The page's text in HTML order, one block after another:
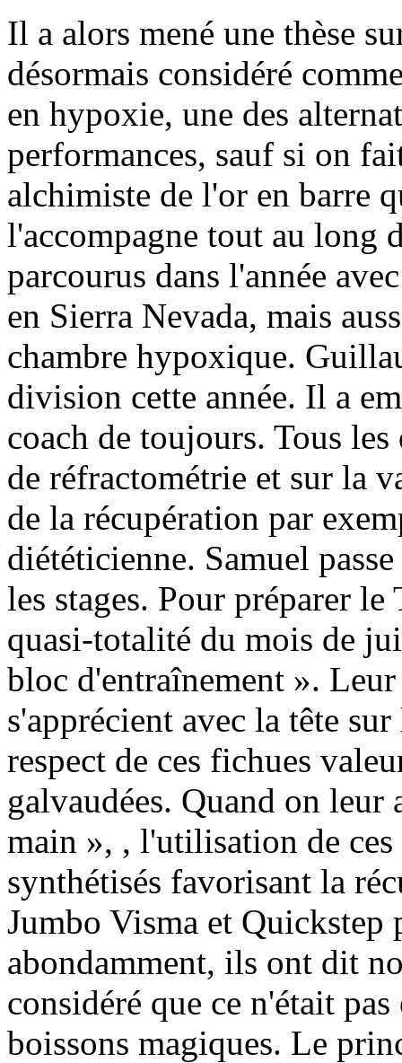
Il a alors mené une thèse
désormais considéré
en hypoxie, une des
performances, sauf si on
alchimiste de l'or en barre
l'accompagne tout au long
parcourus dans l'année
en Sierra Nevada, mais
chambre hypoxique.
division cette année. Il a
coach de toujours. Tous
de réfractométrie et sur la
de la récupération par
diététicienne. Samuel
les stages. Pour préparer
quasi-totalité du mois de
bloc d'entraînement ».
s'apprécient avec la tête
respect de ces fichues
galvaudées. Quand on leur
main », , l'utilisation de
synthétisés favorisant la
Jumbo Visma et Quickstep
abondamment, ils ont dit
considéré que ce n'était
boissons magiques. Le